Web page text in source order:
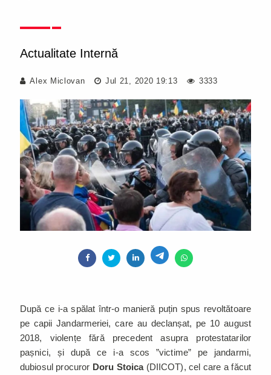
Actualitate Internă
Alex Miclovan Jul 21, 2020 19:13 3333
După ce i-a spălat într-o manieră puțin spus revoltătoare
pe capii Jandarmeriei, care au declanșat, pe 10 august
2018, violențe fără precedent asupra protestatarilor
pașnici, și după ce i-a scos ”victime” pe jandarmi,
dubiosul procuror Doru Stoica(DIICOT), cel care a făcut